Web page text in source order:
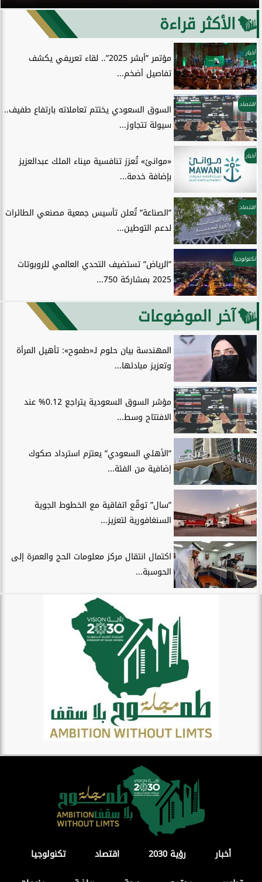
الأكثر قراءة
أخبار
مؤتمر ”أبشر 2025”.. لقاء تعريفي يكشف
تفاصيل أضخم...
اقتصاد
السوق السعودي يختتم تعاملاته بارتفاع طفيف..
سيولة تتجاوز...
أخبار
«موانئ» تُعزز تنافسية ميناء الملك عبدالعزيز
بإضافة خدمة...
اقتصاد
”الصناعة” تُعلن تأسيس جمعية مصنعي الطائرات
لدعم التوطين...
تكنولوجيا
”الرياض” تستضيف التحدي العالمي للروبوتات
2025 بمشاركة 750...
آخر الموضوعات
المهندسة بيان حلوم لـ«طموح»: تأهيل المرأة
وتعزيز مبادئها...
مؤشر السوق السعودية يتراجع 0.12% عند
الافتتاح وسط...
”الأهلي السعودي” يعتزم استرداد صكوك
إضافية من الفئة...
”سال” توقّع اتفاقية مع الخطوط الجوية
السنغافورية لتعزيز...
اكتمال انتقال مركز معلومات الحج والعمرة إلى
الحوسبة...
أخبار رؤية 2030 اقتصاد
تكنولوجيا